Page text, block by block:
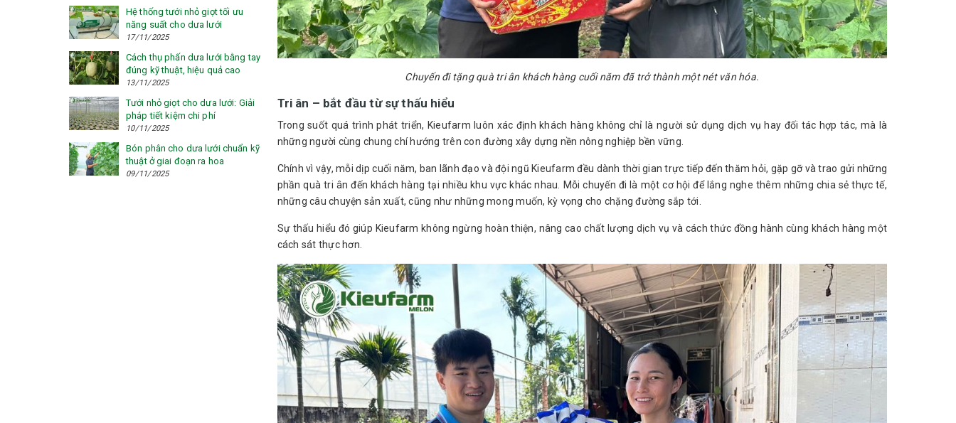
Chuyến đi tặng quà tri ân khách hàng cuối năm đã trở thành một nét văn hóa.
Tri ân – bắt đầu từ sự thấu hiểu
Trong suốt quá trình phát triển, Kieufarm luôn xác định khách hàng không chỉ là người sử dụng dịch vụ hay đối tác hợp tác, mà là
những người cùng chung chí hướng trên con đường xây dựng nền nông nghiệp bền vững.
Chính vì vậy, mỗi dịp cuối năm, ban lãnh đạo và đội ngũ Kieufarm đều dành thời gian trực tiếp đến thăm hỏi, gặp gỡ và trao gửi những
phần quà tri ân đến khách hàng tại nhiều khu vực khác nhau. Mỗi chuyến đi là một cơ hội để lắng nghe thêm những chia sẻ thực tế,
những câu chuyện sản xuất, cũng như những mong muốn, kỳ vọng cho chặng đường sắp tới.
Sự thấu hiểu đó giúp Kieufarm không ngừng hoàn thiện, nâng cao chất lượng dịch vụ và cách thức đồng hành cùng khách hàng một
cách sát thực hơn.
Hệ thống tưới nhỏ giọt tối ưu
năng suất cho dưa lưới
17/11/2025
Cách thụ phấn dưa lưới bằng tay
đúng kỹ thuật, hiệu quả cao
13/11/2025
Tưới nhỏ giọt cho dưa lưới: Giải
pháp tiết kiệm chi phí
10/11/2025
Bón phân cho dưa lưới chuẩn kỹ
thuật ở giai đoạn ra hoa
09/11/2025